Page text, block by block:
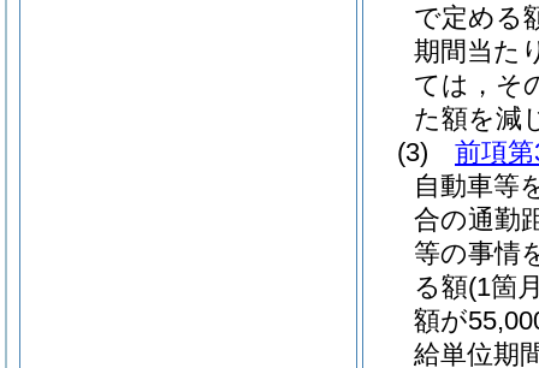
で定める
期間当た
ては，そ
た額を減
(3)
前項
自動車等
合の通勤
等の事情
る額(1箇
額が
給単位期